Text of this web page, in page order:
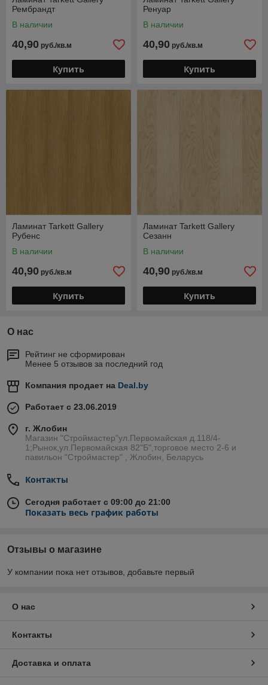
Рембрандт
В наличии
40,90 руб./кв.м
Купить
Ренуар
В наличии
40,90 руб./кв.м
Купить
Ламинат Tarkett Gallery
Рубенс
В наличии
40,90 руб./кв.м
Купить
Ламинат Tarkett Gallery
Сезанн
В наличии
40,90 руб./кв.м
Купить
О нас
Рейтинг не сформирован
Менее 5 отзывов за последний год
Компания продает на Deal.by
Работает с 23.06.2019
г. Жлобин
Магазин "Строймастер"ул.Первомайская д.118/4-
1;Рынок,ул.Первомайская 82"Б",торговое место 2-6 и
павильон "Строймастер" , Жлобин, Беларусь
Контакты
Сегодня работает с 09:00 до 21:00
Показать весь график работы
Отзывы о магазине
У компании пока нет отзывов, добавьте первый
О нас
Контакты
Доставка и оплата